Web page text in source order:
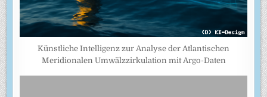
Künstliche Intelligenz zur Analyse der Atlantischen
Meridionalen Umwälzzirkulation mit Argo-Daten